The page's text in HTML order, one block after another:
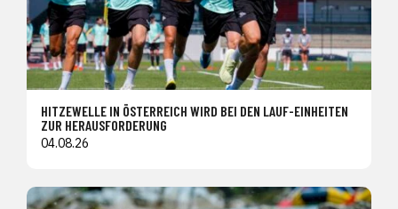
HITZEWELLE IN ÖSTERREICH WIRD BEI DEN LAUF-EINHEITEN
ZUR HERAUSFORDERUNG
04.08.26